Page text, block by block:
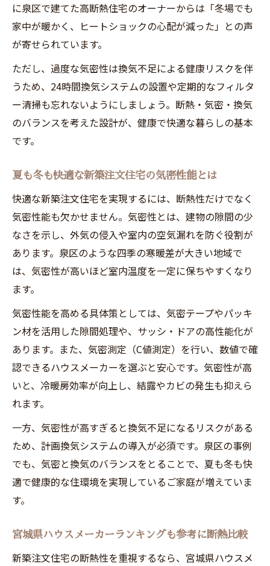
に泉区で建てた高断熱住宅のオーナーからは「冬場でも
家中が暖かく、ヒートショックの心配が減った」との声
が寄せられています。
ただし、過度な気密性は換気不足による健康リスクを伴
うため、24時間換気システムの設置や定期的なフィルタ
ー清掃も忘れないようにしましょう。断熱・気密・換気
のバランスを考えた設計が、健康で快適な暮らしの基本
です。
夏も冬も快適な新築注文住宅の気密性能とは
快適な新築注文住宅を実現するには、断熱性だけでなく
気密性能も欠かせません。気密性とは、建物の隙間の少
なさを示し、外気の侵入や室内の空気漏れを防ぐ役割が
あります。泉区のような四季の寒暖差が大きい地域で
は、気密性が高いほど室内温度を一定に保ちやすくなり
ます。
気密性能を高める具体策としては、気密テープやパッキ
ン材を活用した隙間処理や、サッシ・ドアの高性能化が
あります。また、気密測定（C値測定）を行い、数値で確
認できるハウスメーカーを選ぶと安心です。気密性が高
いと、冷暖房効率が向上し、結露やカビの発生も抑えら
れます。
一方、気密性が高すぎると換気不足になるリスクがある
ため、計画換気システムの導入が必須です。泉区の事例
でも、気密と換気のバランスをとることで、夏も冬も快
適で健康的な住環境を実現しているご家庭が増えていま
す。
宮城県ハウスメーカーランキングも参考に断熱比較
新築注文住宅の断熱性を重視するなら、宮城県ハウスメ